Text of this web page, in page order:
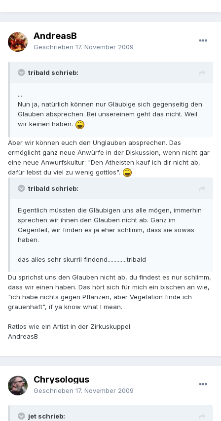
AndreasB
Geschrieben 17. November 2009
tribald schrieb:
...
Nun ja, natürlich können nur Gläubige sich gegenseitig den
Glauben absprechen. Bei unsereinem geht das nicht. Weil
wir keinen haben.
Aber wir können euch den Unglauben absprechen. Das
ermöglicht ganz neue Anwürfe in der Diskussion, wenn nicht gar
eine neue Anwurfskultur: "Den Atheisten kauf ich dir nicht ab,
dafür lebst du viel zu wenig gottlos".
tribald schrieb:
Eigentlich müssten die Gläubigen uns alle mögen, immerhin
sprechen wir ihnen den Glauben nicht ab. Ganz im
Gegenteil, wir finden es ja eher schlimm, dass sie sowas
haben.
das alles sehr skurril findend.............tribald
Du sprichst uns den Glauben nicht ab, du findest es nur schlimm,
dass wir einen haben. Das hört sich für mich ein bischen an wie,
"ich habe nichts gegen Pflanzen, aber Vegetation finde ich
grauenhaft", if ya know what I mean.
Ratlos wie ein Artist in der Zirkuskuppel.
AndreasB
Chrysologus
Geschrieben 17. November 2009
jet schrieb: